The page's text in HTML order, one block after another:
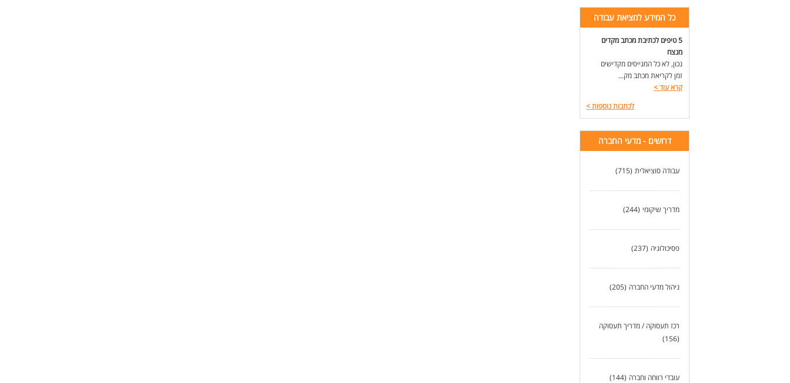
כל המידע למציאת עבודה
5 טיפים לכתיבת מכתב מקדים
מנצח
נכון, לא כל המגייסים מקדישים
זמן לקריאת מכתב מק...
קרא עוד>
לכתבות נוספות>
דרושים - מדעי החברה
עבודה סוציאלית (715)
מדריך שיקומי (244)
פסיכולוגיה (237)
ניהול מדעי החברה (205)
רכז תעסוקה / מדריך תעסוקה
(156)
עובדי רווחה וחברה (144)